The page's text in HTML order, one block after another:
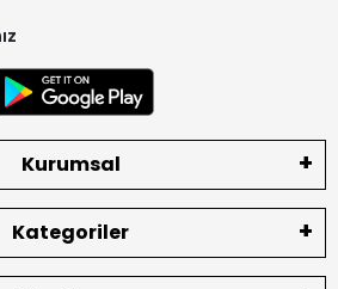
Kurumsal
Kategoriler